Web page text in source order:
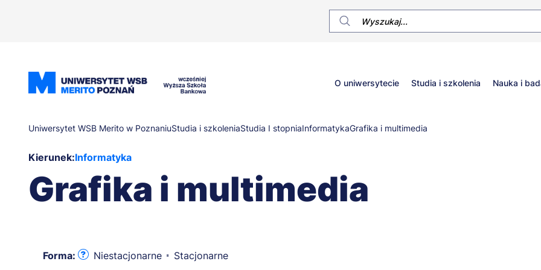
Główne
menu
O uniwersytecie Studia i szkolenia Nauka i
Ścieżka
nawigacyjna
Uniwersytet WSB Merito w PoznaniuStudia i szkoleniaStudia I stopniaInformatykaGrafika i multimedia
Kierunek:Informatyka
Grafika i multimedia
Forma: Niestacjonarne Stacjonarne